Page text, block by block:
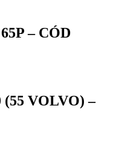
– CÓD
(55 VOLVO) –